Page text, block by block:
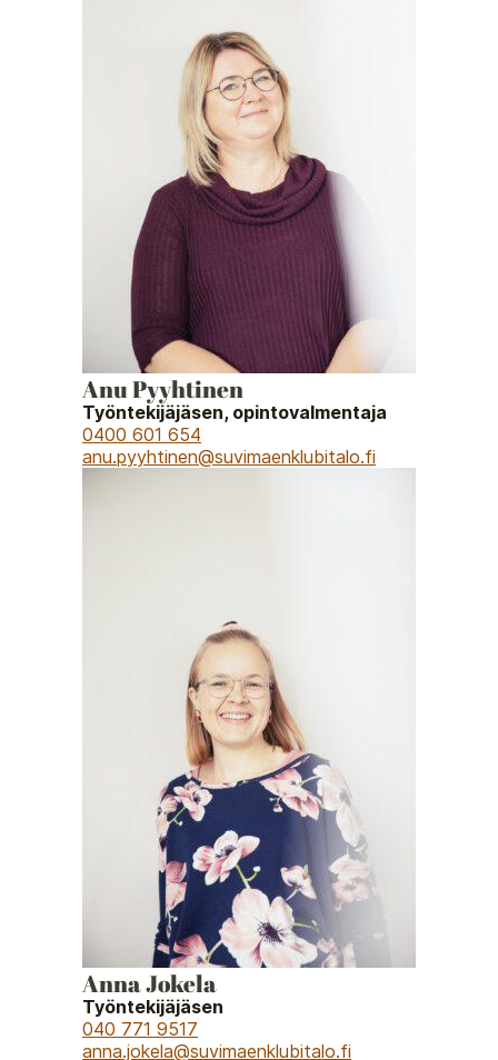
Anu Pyyhtinen
Työntekijäjäsen, opintovalmentaja
0400 601 654
anu.pyyhtinen@suvimaenklubitalo.fi
Anna Jokela
Työntekijäjäsen
040 771 9517
anna.jokela@suvimaenklubitalo.fi